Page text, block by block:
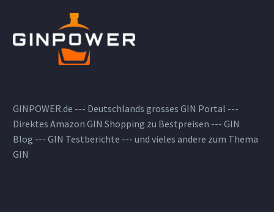
GINPOWER.de --- Deutschlands grosses GIN Portal ---
Direktes Amazon GIN Shopping zu Bestpreisen --- GIN
Blog --- GIN Testberichte --- und vieles andere zum Thema
GIN